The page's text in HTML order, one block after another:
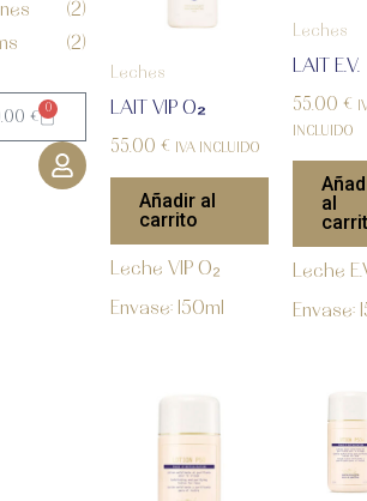
(2)
(2)
€ 0
CART
Leches
LAIT VIP O₂
55.00 € IVA INCLUIDO
Añadir al
carrito
Leche VIP O₂
Envase: 150ml
Leches
LAIT E.V.
55.00 €
INCLUIDO
al
Leche
Envase: